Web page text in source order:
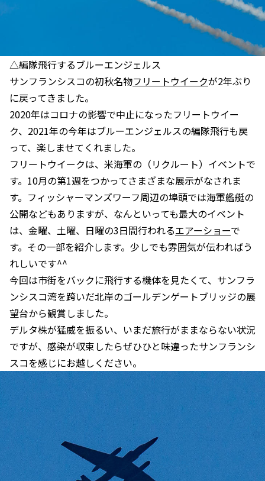
△編隊飛行するブルーエンジェルス
サンフランシスコの初秋名物フリートウイークが2年ぶり
に戻ってきました。
2020年はコロナの影響で中止になったフリートウイー
ク、2021年の今年はブルーエンジェルスの編隊飛行も戻
って、楽しませてくれました。
フリートウイークは、米海軍の（リクルート）イベントで
す。10月の第1週をつかってさまざまな展示がなされま
す。フィッシャーマンズワーフ周辺の埠頭では海軍艦艇の
公開などもありますが、なんといっても最大のイベント
は、金曜、土曜、日曜の3日間行われるエアーショーで
す。その一部を紹介します。少しでも雰囲気が伝わればう
れしいです^^
今回は市街をバックに飛行する機体を見たくて、サンフラ
ンシスコ湾を跨いだ北岸のゴールデンゲートブリッジの展
望台から観賞しました。
デルタ株が猛威を振るい、いまだ旅行がままならない状況
ですが、感染が収束したらぜひひと味違ったサンフランシ
スコを感じにお越しください。